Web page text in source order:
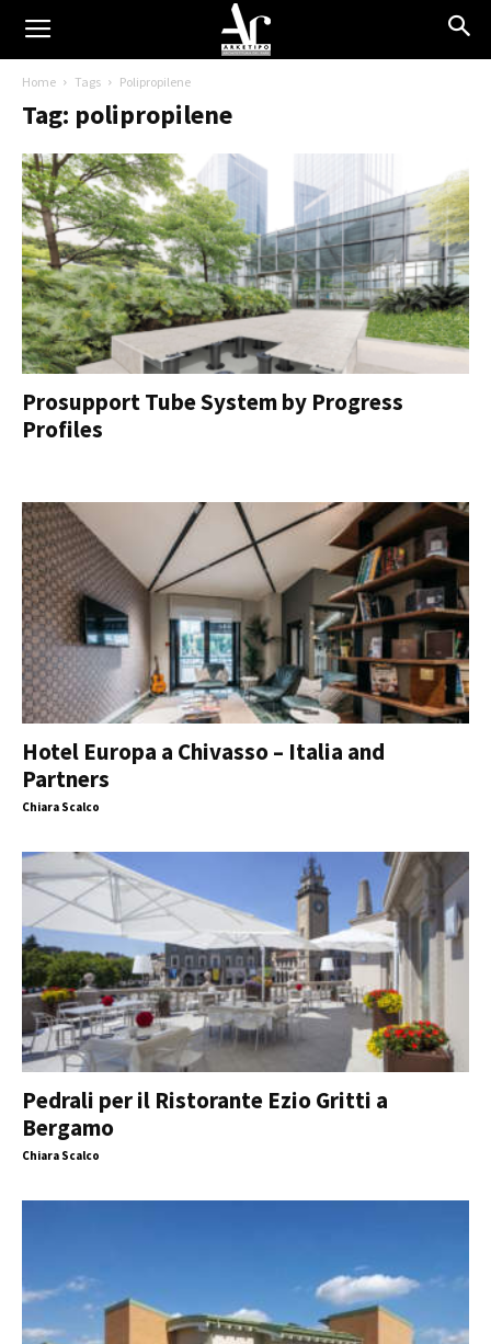
Home Tags Polipropilene
Tag: polipropilene
Prosupport Tube System by Progress
Profiles
Hotel Europa a Chivasso – Italia and
Partners
Chiara Scalco
Pedrali per il Ristorante Ezio Gritti a
Bergamo
Chiara Scalco